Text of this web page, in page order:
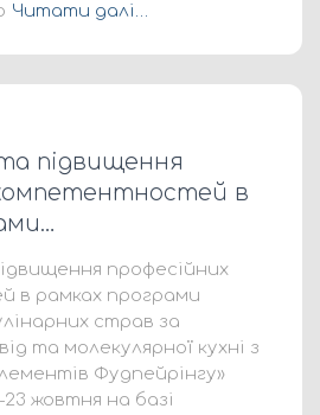
Читати далі…
підвищення
в
професійних
в рамках програми
страв за
та молекулярної кухні з
Фудпейрінгу»
жовтня на базі